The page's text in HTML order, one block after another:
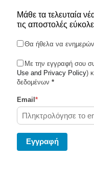
Μάθε τα τελευταία
τις αποστολές
Θα ήθελα να
Με την εγγραφή σου
Use and Privacy Policy)
δεδομένων *
Email *
Eγγραφή